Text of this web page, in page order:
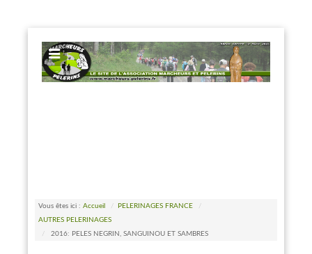
EXPOSE FRAMEWORK FOR JOOMLA 2.5 AND 3.0+
Vous êtes ici : Accueil / PELERINAGES FRANCE
/
AUTRES PELERINAGES
/
2016: PELES NEGRIN, SANGUINOU ET SAMBRES